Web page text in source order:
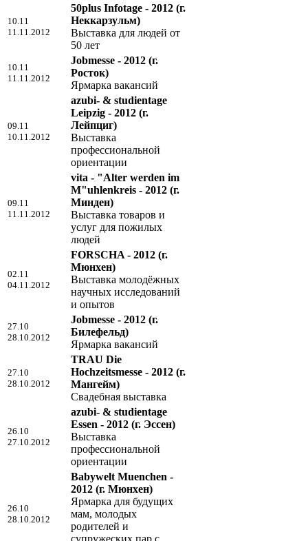
10.11
11.11.2012
50plus Infotage - 2012 (г.
Неккарзульм)
Выставка для людей от
50 лет
10.11
11.11.2012
Jobmesse - 2012 (г.
Росток)
Ярмарка вакансий
09.11
10.11.2012
azubi- & studientage
Leipzig - 2012 (г.
Лейпциг)
Выставка
профессиональной
ориентации
09.11
11.11.2012
vita - "Alter werden im
M"uhlenkreis - 2012 (г.
Минден)
Выставка товаров и
услуг для пожилых
людей
02.11
04.11.2012
FORSCHA - 2012 (г.
Мюнхен)
Выставка молодёжных
научных исследований
и опытов
27.10
28.10.2012
Jobmesse - 2012 (г.
Билефельд)
Ярмарка вакансий
27.10
28.10.2012
TRAU Die
Hochzeitsmesse - 2012 (г.
Мангейм)
Свадебная выставка
26.10
27.10.2012
azubi- & studientage
Essen - 2012 (г. Эссен)
Выставка
профессиональной
ориентации
26.10
28.10.2012
Babywelt Muenchen -
2012 (г. Мюнхен)
Ярмарка для будущих
мам, молодых
родителей и